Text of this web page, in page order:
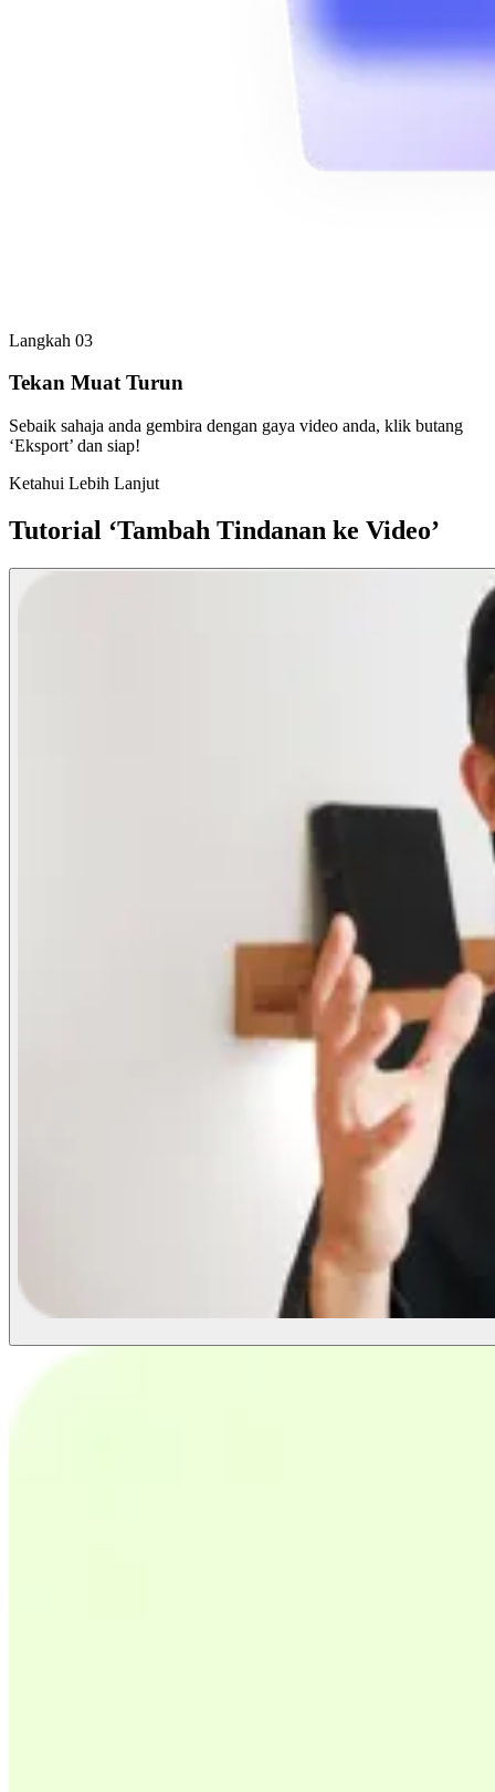
Langkah 03
Tekan Muat Turun
Sebaik sahaja anda gembira dengan gaya video anda, klik butang
‘Eksport’ dan siap!
Ketahui Lebih Lanjut
Tutorial ‘Tambah Tindanan ke Video’